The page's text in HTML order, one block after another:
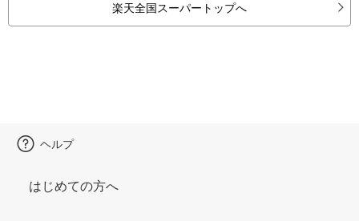
楽天全国スーパートップへ
ヘルプ
はじめての方へ